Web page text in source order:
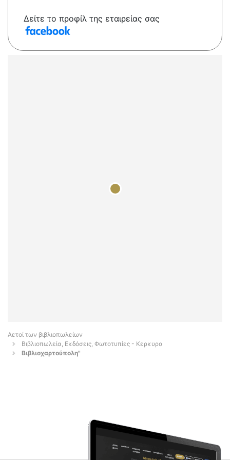
Δείτε το προφίλ της εταιρείας σας
Αετοί των βιβλιοπωλείων
Βιβλιοπωλεία, Εκδόσεις, Φωτοτυπίες - Κερκυρα
Βιβλιοχαρτούπολη"